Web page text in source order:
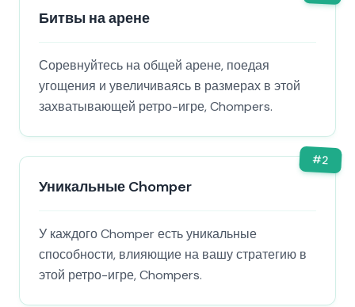
Битвы на арене
Соревнуйтесь на общей арене, поедая
угощения и увеличиваясь в размерах в этой
захватывающей ретро-игре, Chompers.
#2
Уникальные Chomper
У каждого Chomper есть уникальные
способности, влияющие на вашу стратегию в
этой ретро-игре, Chompers.